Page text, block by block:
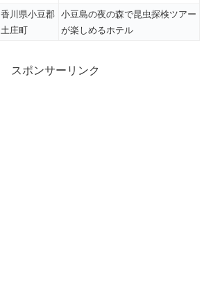
香川県小豆郡
土庄町
小豆島の夜の森で昆虫探検ツアー
が楽しめるホテル
スポンサーリンク